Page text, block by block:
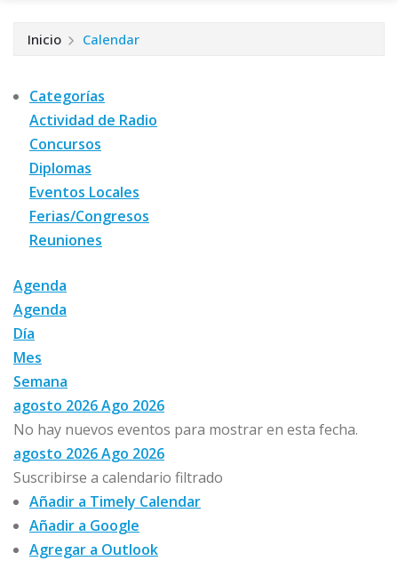
Inicio Calendar
Categorías
Actividad de Radio
Concursos
Diplomas
Eventos Locales
Ferias/Congresos
Reuniones
Agenda
Agenda
Día
Mes
Semana
agosto 2026Ago 2026
No hay nuevos eventos para mostrar en esta fecha.
agosto 2026Ago 2026
Suscribirse a calendario filtrado
Añadir a Timely Calendar
Añadir a Google
Agregar a Outlook